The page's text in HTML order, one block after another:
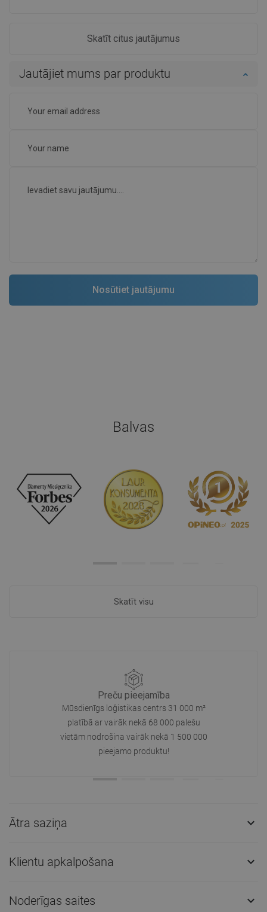
Skatīt citus jautājumus
Jautājiet mums par produktu
Balvas
Skatīt visu
Preču pieejamība
Mūsdienīgs loģistikas centrs 31 000 m²
platībā ar vairāk nekā 68 000 palešu
vietām nodrošina vairāk nekā 1 500 000
pieejamo produktu!
Ātra saziņa 
Klientu apkalpošana 
Noderīgas saites 